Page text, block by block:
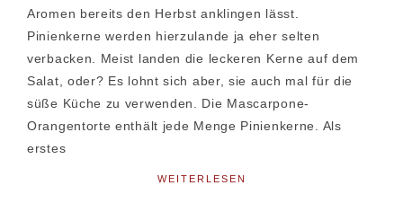
Aromen bereits den Herbst anklingen lässt.
Pinienkerne werden hierzulande ja eher selten
verbacken. Meist landen die leckeren Kerne auf dem
Salat, oder? Es lohnt sich aber, sie auch mal für die
süße Küche zu verwenden. Die Mascarpone-
Orangentorte enthält jede Menge Pinienkerne. Als
erstes
WEITERLESEN